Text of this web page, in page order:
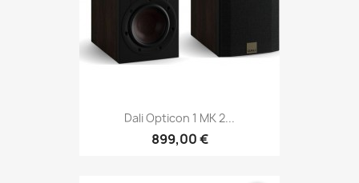
Dali Opticon 1 MK 2...
899,00 €